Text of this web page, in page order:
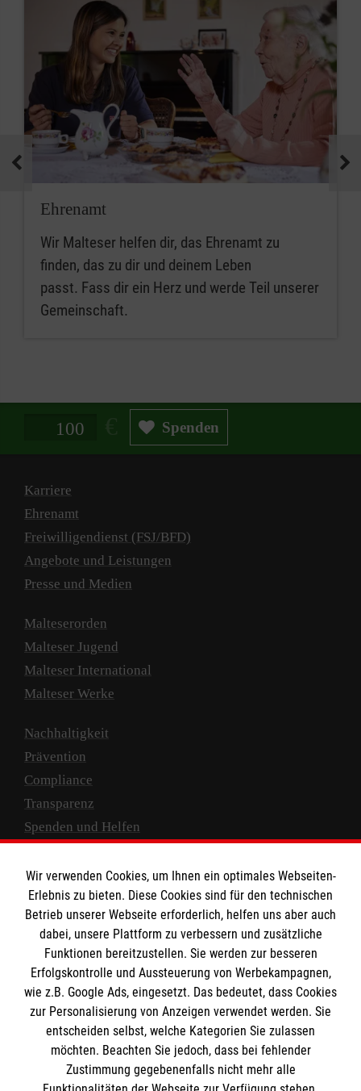
Ehrenamt
Wir Malteser helfen dir, das Ehrenamt zu
finden, das zu dir und deinem Leben
passt. Fass dir ein Herz und werde Teil unserer
Gemeinschaft.
Spendenbetrag in Euro Spenden
Karriere
Ehrenamt
Freiwilligendienst (FSJ/BFD)
Angebote und Leistungen
Presse und Medien
Malteserorden
Malteser Jugend
Malteser International
Malteser Werke
Nachhaltigkeit
Prävention
Compliance
Transparenz
Spenden und Helfen
Empfänger: Malteser Hilfsdienst e.V.
IBAN: DE10 3706 0120 1201 2000 12
BIC: GENODED 1PA7
Wir verwenden Cookies, um Ihnen ein optimales Webseiten-
Erlebnis zu bieten. Diese Cookies sind für den technischen
Betrieb unserer Webseite erforderlich, helfen uns aber auch
dabei, unsere Plattform zu verbessern und zusätzliche
Funktionen bereitzustellen. Sie werden zur besseren
Erfolgskontrolle und Aussteuerung von Werbekampagnen,
wie z.B. Google Ads, eingesetzt. Das bedeutet, dass Cookies
zur Personalisierung von Anzeigen verwendet werden. Sie
entscheiden selbst, welche Kategorien Sie zulassen
möchten. Beachten Sie jedoch, dass bei fehlender
Zustimmung gegebenenfalls nicht mehr alle